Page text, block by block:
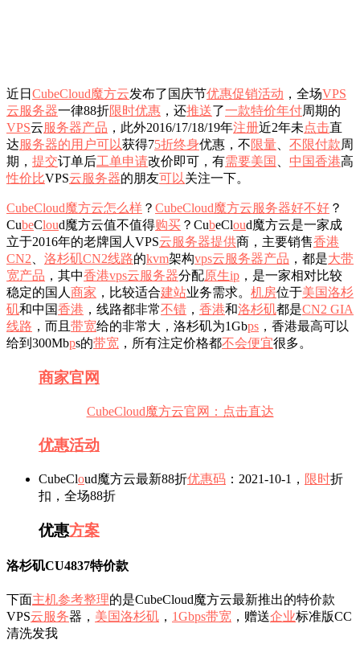
近日 CubeCloud魔方云发布了国庆节优惠促销活动 ，全场VPS
云服务器一律88折限时优惠 ，还推送了一款特价年付周期的
VPS云服务器产品 ，此外2016/17/18/19年注册近2年未点击直
达服务器的用户可以获得75折终身优惠，不限量 不限付款周
期， 提交订单后工单申请改价即可，有需要美国 中国香港高
性价比VPS云服务器的朋友可以关注一下。
CubeCloud魔方云怎么样 ？ CubeCloud魔方云服务器好不好 ？
CubeCloud魔方云值不值得购买 ？CubeCloud魔方云是一家成
立于2016年的老牌国人VPS云服务器提供商，主要销售香港
CN2
洛杉矶CN2线路的kvm架构vps云服务器产品 ，都是大带
宽产品 ，其中香港vps云服务器分配原生ip ，是一家相对比较
稳定的国人 商家 ，比较适合建站业务需求。 机房位于美国洛杉
矶和中国香港 ，线路都非常不错 ， 香港和洛杉矶都是CN2 GIA
线路 ，而且 带宽给的非常大，洛杉矶为1Gbps ，香港最高可以
给到300Mbps的带宽 ，所有注定价格都不会便宜很多。
商家官网
CubeCloud魔方云官网：点击直达
优惠活动
CubeCloud魔方云最新88折优惠码 ：2021-10-1， 限时折
扣，全场88折
优惠方案
洛杉矶CU4837特价款
下面主机参考整理的是CubeCloud魔方云最新推出的特价款
VPS云服务器， 美国洛杉矶 ， 1Gbps带宽 ，赠送企业标准版CC
清洗发我